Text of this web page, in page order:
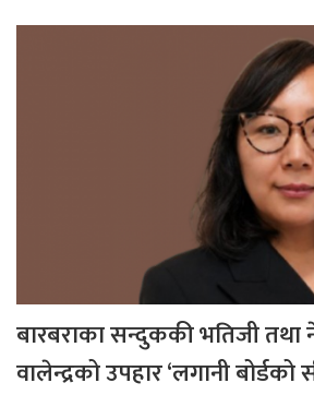
बारबराका सन्दुककी भतिजी तथा
वालेन्द्रको उपहार ‘लगानी बोर्डको